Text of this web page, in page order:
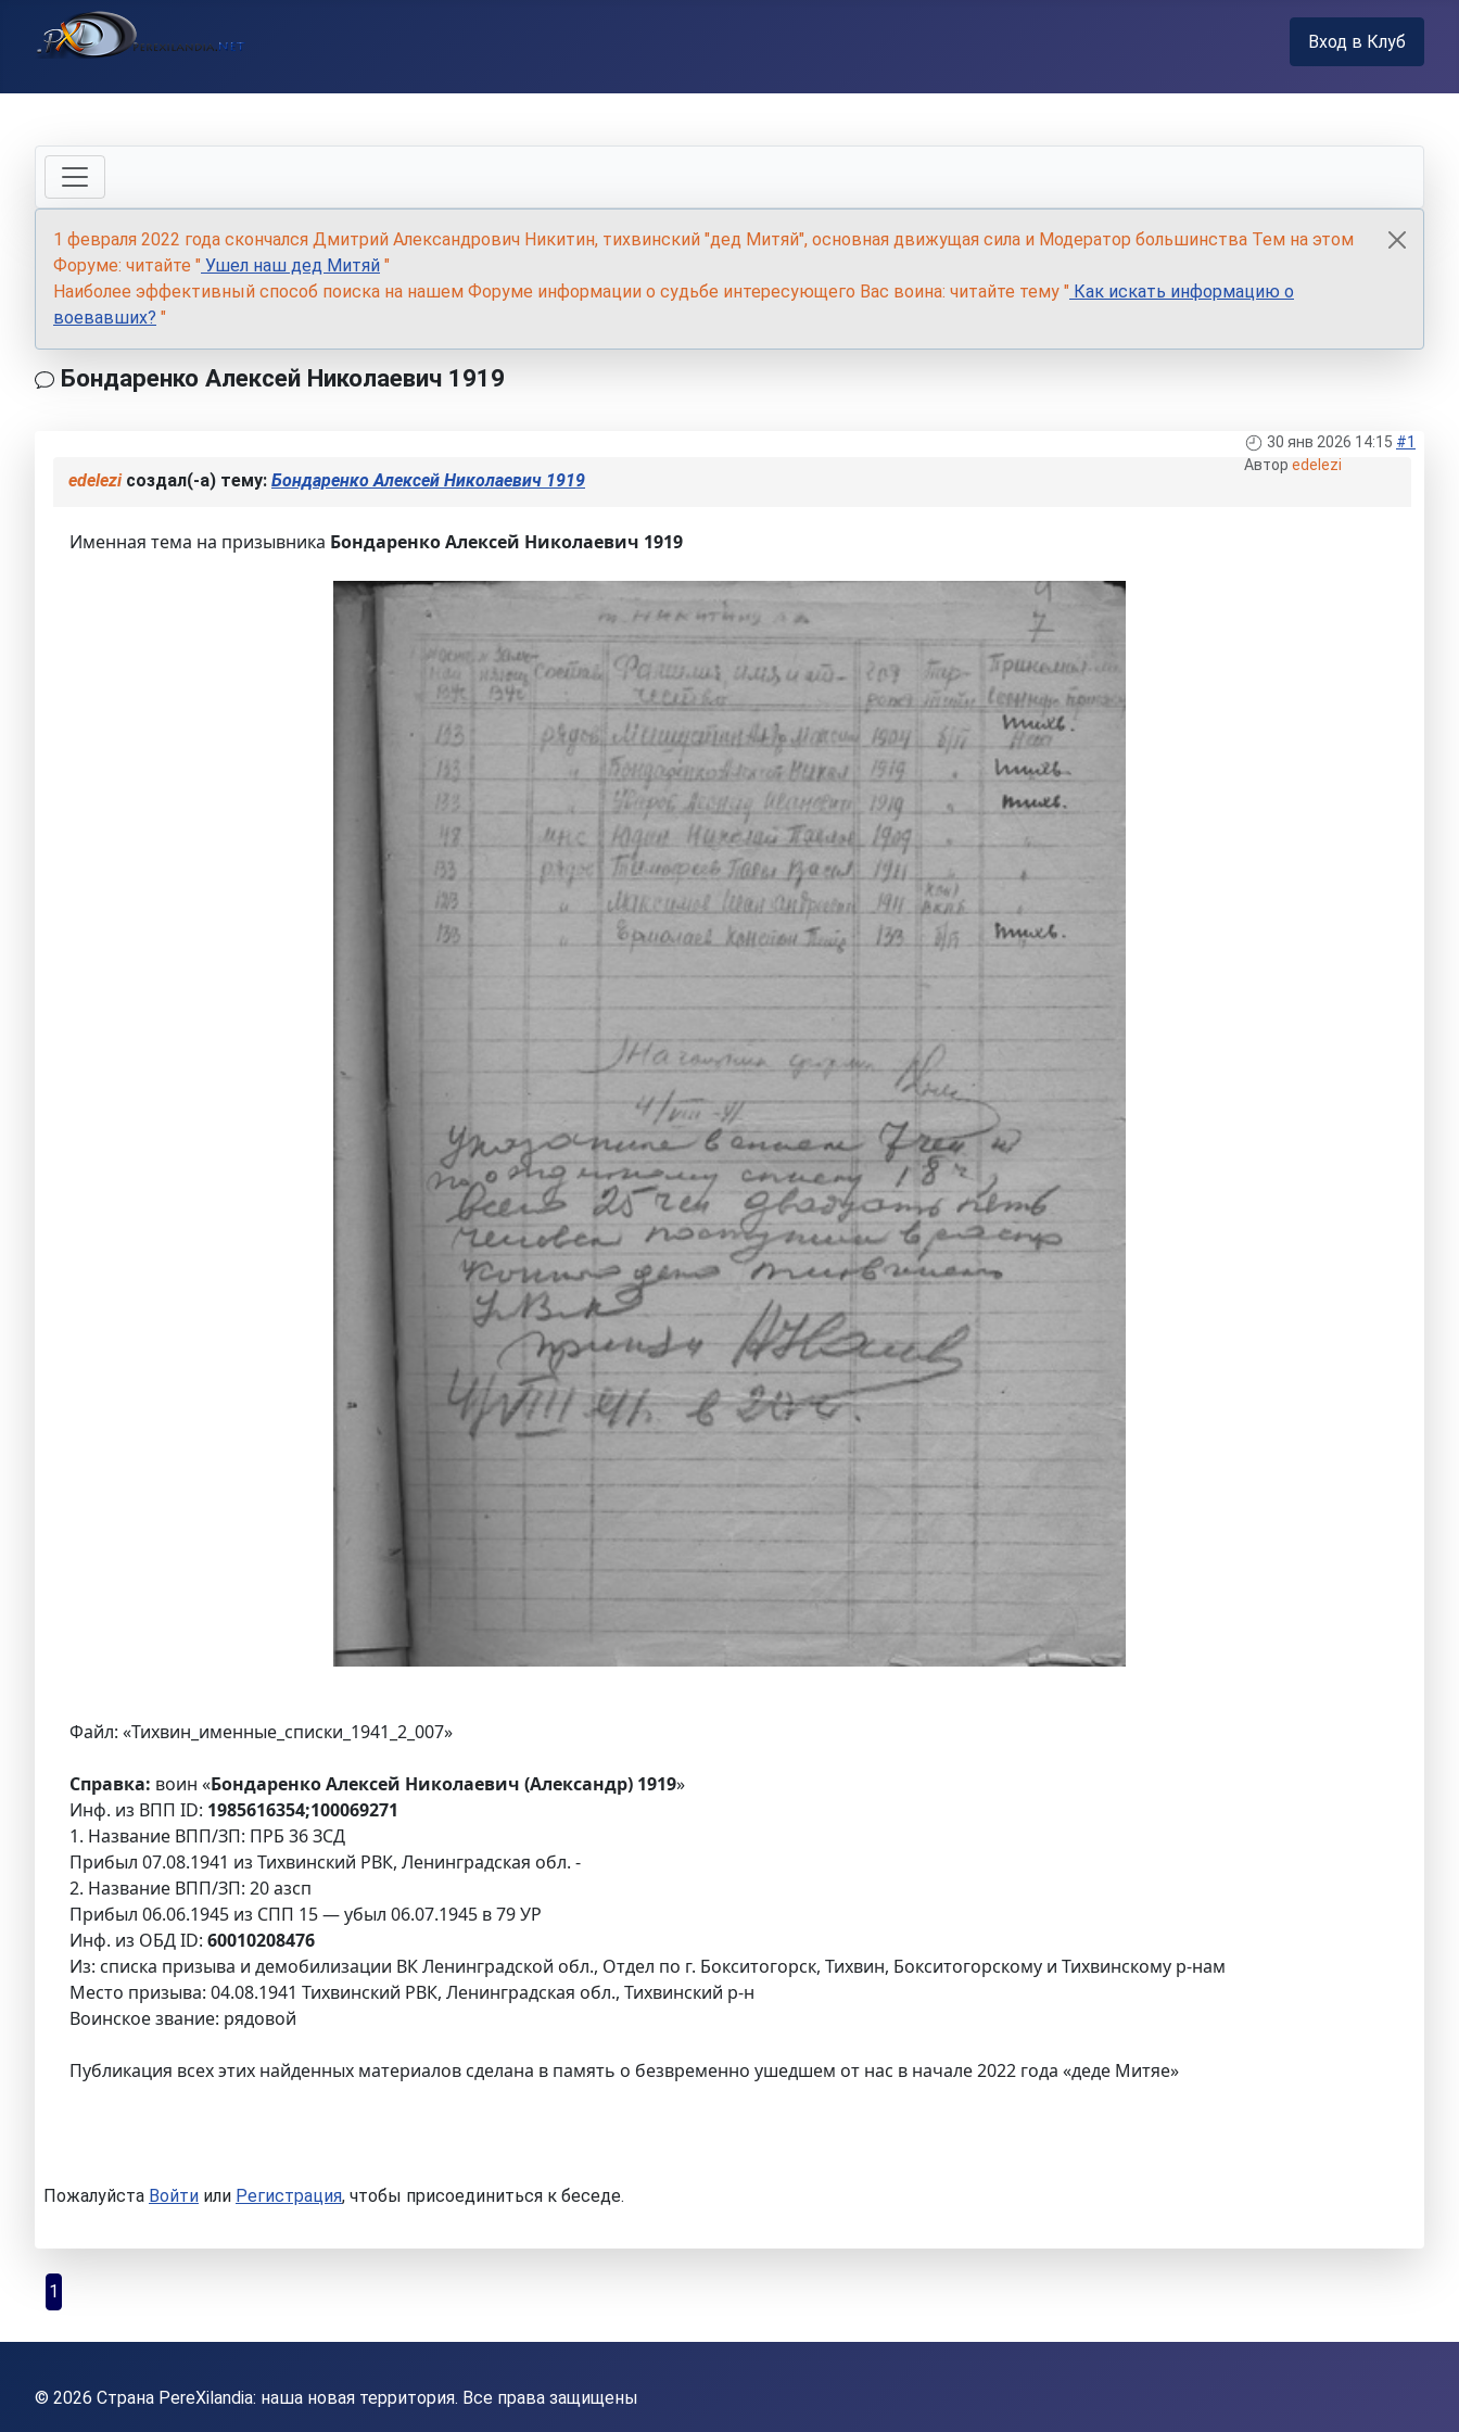
Вход в Клуб
1 февраля 2022 года скончался Дмитрий Александрович Никитин, тихвинский "дед Митяй", основная движущая сила и Модератор большинства Тем на этом
Форуме: читайте " Ушел наш дед Митяй "
Наиболее эффективный способ поиска на нашем Форуме информации о судьбе интересующего Вас воина: читайте тему " Как искать информацию о
воевавших? "
Бондаренко Алексей Николаевич 1919
30 янв 2026 14:15 #1
Автор edelezi
edeleziсоздал(-а) тему: Бондаренко Алексей Николаевич 1919
Именная тема на призывника Бондаренко Алексей Николаевич 1919
Файл: «Тихвин_именные_списки_1941_2_007»
Справка: воин «Бондаренко Алексей Николаевич (Александр) 1919»
Инф. из ВПП ID: 1985616354;100069271
1. Название ВПП/ЗП: ПРБ 36 ЗСД
Прибыл 07.08.1941 из Тихвинский РВК, Ленинградская обл. -
2. Название ВПП/ЗП: 20 азсп
Прибыл 06.06.1945 из СПП 15 — убыл 06.07.1945 в 79 УР
Инф. из ОБД ID: 60010208476
Из: списка призыва и демобилизации ВК Ленинградской обл., Отдел по г. Бокситогорск, Тихвин, Бокситогорскому и Тихвинскому р-нам
Место призыва: 04.08.1941 Тихвинский РВК, Ленинградская обл., Тихвинский р-н
Воинское звание: рядовой
Публикация всех этих найденных материалов сделана в память о безвременно ушедшем от нас в начале 2022 года «деде Митяе»
Пожалуйста Войти или Регистрация, чтобы присоединиться к беседе.
1
© 2026 Страна PereXilandia: наша новая территория. Все права защищены